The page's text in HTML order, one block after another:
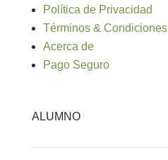
Política de Privacidad
Términos & Condiciones
Acerca de
Pago Seguro
ALUMNO